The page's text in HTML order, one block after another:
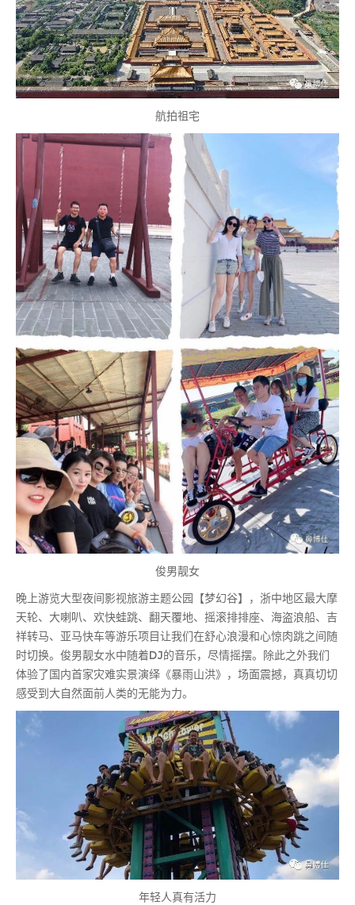
航拍祖宅
俊男靓女
晚上游览大型夜间影视旅游主题公园【梦幻谷】，浙中地区最大摩
天轮、大喇叭、欢快蛙跳、翻天覆地、摇滚排排座、海盗浪船、吉
祥转马、亚马快车等游乐项目让我们在舒心浪漫和心惊肉跳之间随
时切换。俊男靓女水中随着DJ的音乐，尽情摇摆。除此之外我们
体验了国内首家灾难实景演绎《暴雨山洪》，场面震撼，真真切切
感受到大自然面前人类的无能为力。
年轻人真有活力